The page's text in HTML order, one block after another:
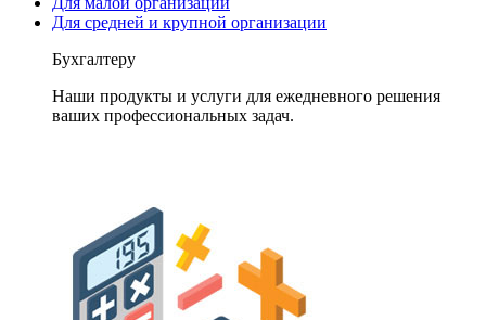
Для средней и крупной организации
Бухгалтеру
Наши продукты и услуги для ежедневного решения
ваших профессиональных задач.